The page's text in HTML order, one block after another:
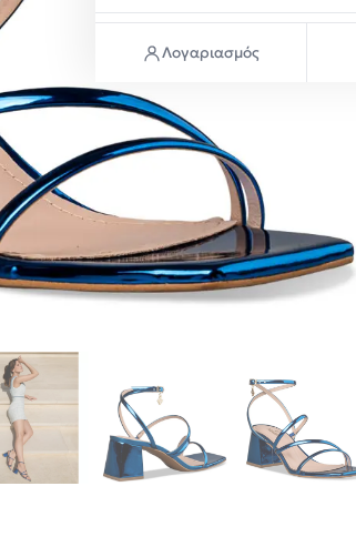
Λογαριασμός